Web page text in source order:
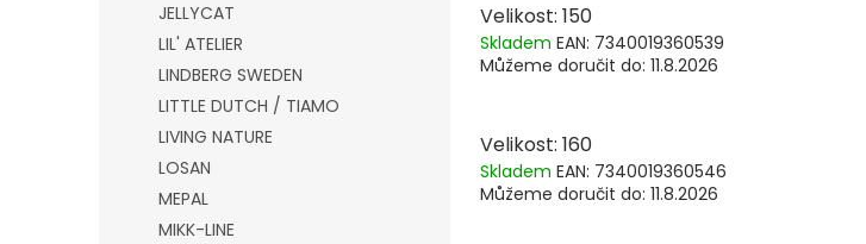
JELLYCAT
LIL' ATELIER
LINDBERG SWEDEN
LITTLE DUTCH / TIAMO
LIVING NATURE
LOSAN
MEPAL
MIKK-LINE
Velikost: 150
Skladem EAN: 7340019360539
Můžeme doručit do: 11.8.2026
Velikost: 160
Skladem EAN: 7340019360546
Můžeme doručit do: 11.8.2026